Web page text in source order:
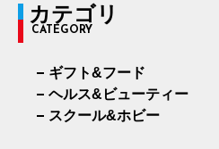
カテゴリ
CATEGORY
ギフト&フード
ヘルス&ビューティー
スクール&ホビー